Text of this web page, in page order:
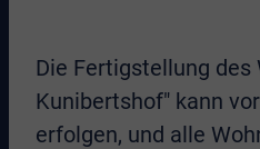
Die Fertigstellung des
Kunibertshof" kann
erfolgen, und alle